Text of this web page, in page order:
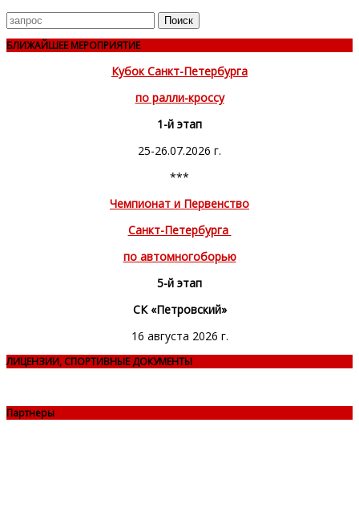
Поиск
для
БЛИЖАЙШЕЕ МЕРОПРИЯТИЕ
Кубок Санкт-Петербурга
по ралли-кроссу
1-й этап
25-26.07.2026 г.
***
Чемпионат и Первенство
Санкт-Петербурга
по автомногоборью
5-й этап
СК «Петровский»
16 августа 2026 г.
ЛИЦЕНЗИИ, СПОРТИВНЫЕ ДОКУМЕНТЫ
Партнеры